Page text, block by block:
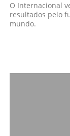
O Internacional
resultados pelo
mundo.